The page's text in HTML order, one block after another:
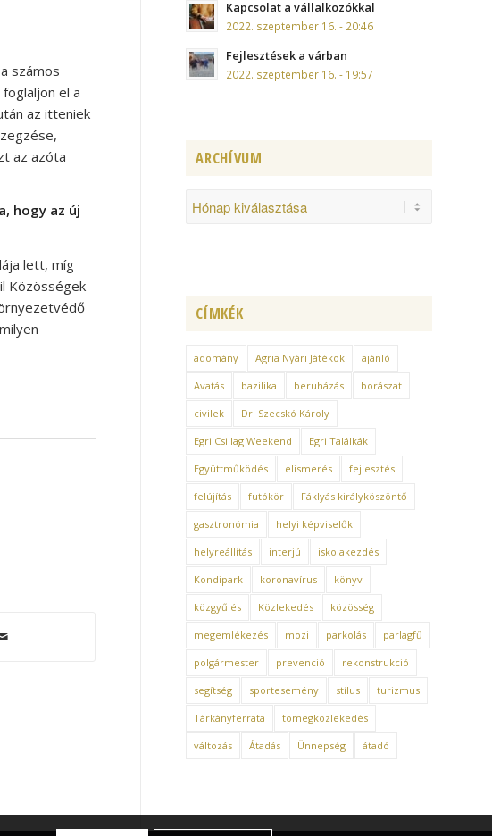
számos
el a
az itteniek
az azóta
hogy az új
lett, míg
Közösségek
Kapcsolat a vállalkozókkal
2022. szeptember 16. - 20:46
Fejlesztések a várban
2022. szeptember 16. - 19:57
ARCHÍVUM
CÍMKÉK
adomány Agria Nyári Játékok ajánló
Avatás bazilika beruházás borászat
civilek Dr. Szecskó Károly
Egri Csillag Weekend Egri Találkák
Együttműködés elismerés fejlesztés
felújítás futókör Fáklyás királyköszöntő
gasztronómia helyi képviselők
helyreállítás interjú iskolakezdés
Kondipark koronavírus könyv
közgyűlés Közlekedés közösség
megemlékezés mozi parkolás parlagfű
polgármester prevenció rekonstrukció
segítség sportesemény stílus turizmus
Tárkányferrata tömegközlekedés
változás Átadás Ünnepség átadó